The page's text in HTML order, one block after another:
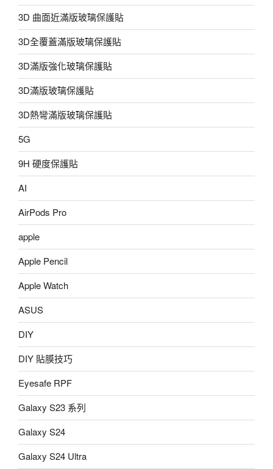
3D 曲面近滿版玻璃保護貼
3D全覆蓋滿版玻璃保護貼
3D滿版強化玻璃保護貼
3D滿版玻璃保護貼
3D熱彎滿版玻璃保護貼
5G
9H 硬度保護貼
AI
AirPods Pro
apple
Apple Pencil
Apple Watch
ASUS
DIY
DIY 貼膜技巧
Eyesafe RPF
Galaxy S23 系列
Galaxy S24
Galaxy S24 Ultra